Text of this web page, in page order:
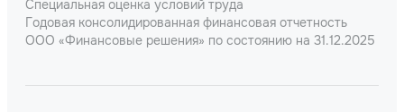
Специальная оценка условий труда
Годовая консолидированная финансовая отчетность
ООО «Финансовые решения» по состоянию на 31.12.2025